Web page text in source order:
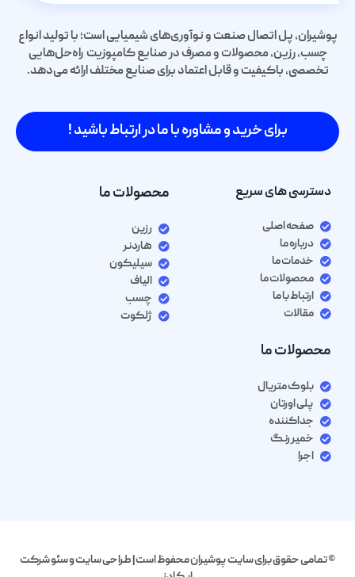
پوشیران، پل اتصال صنعت و نوآوری‌های شیمیایی است؛ با تولید انواع
چسب، رزین، محصولات و مصرف در صنایع کامپوزیت راه‌حل‌هایی
تخصصی، باکیفیت و قابل اعتماد برای صنایع مختلف ارائه می‌دهد.
برای خرید و مشاوره با ما در ارتباط باشید !
دسترسی های سریع
صفحه اصلی
درباره ما
خدمات ما
محصولات ما
ارتباط با ما
مقالات
محصولات ما
رزین
هاردنر
سیلیکون
الیاف
چسب
ژلکوت
محصولات ما
بلوک متریال
پلی اورتان
جداکننده
خمیر رنگ
اجرا
© تمامی حقوق برای سایت پوشیران محفوظ است| طراحی سایت و سئو شرکت